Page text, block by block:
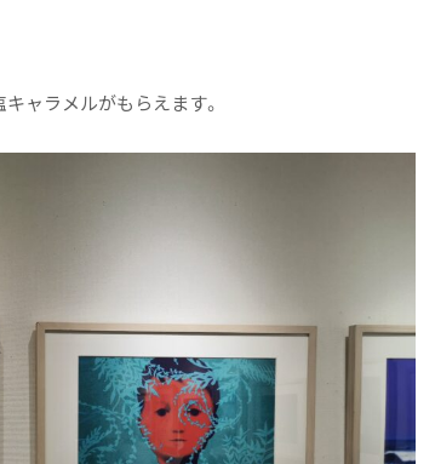
ャラメルがもらえます。